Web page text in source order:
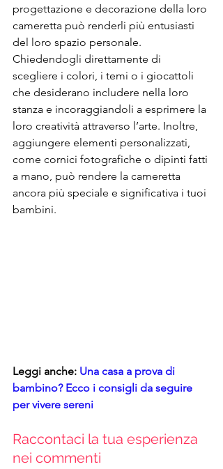
progettazione e decorazione della loro
cameretta può renderli più entusiasti
del loro spazio personale.
Chiedendogli direttamente di
scegliere i colori, i temi o i giocattoli
che desiderano includere nella loro
stanza e incoraggiandoli a esprimere la
loro creatività attraverso l’arte. Inoltre,
aggiungere elementi personalizzati,
come cornici fotografiche o dipinti fatti
a mano, può rendere la cameretta
ancora più speciale e significativa i tuoi
bambini.
Leggi anche: Una casa a prova di
bambino? Ecco i consigli da seguire
per vivere sereni
Raccontaci la tua esperienza
nei commenti